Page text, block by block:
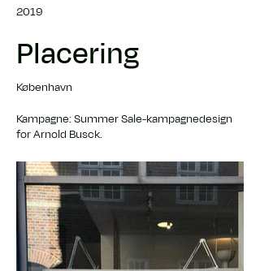
2019
Placering
København
Kampagne: Summer Sale-kampagnedesign
for Arnold Busck.